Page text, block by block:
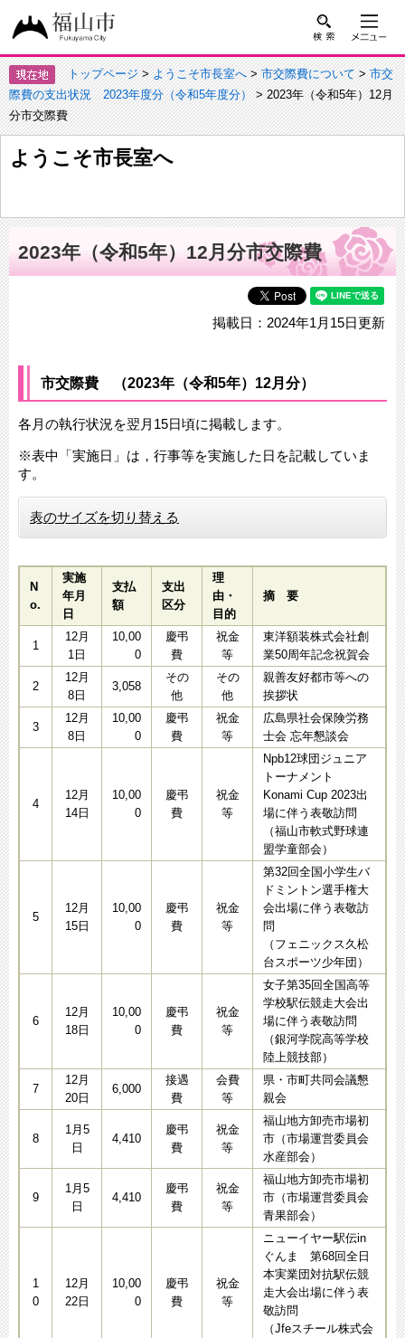
トップページ>ようこそ市長室へ>市交際費について>市交
際費の支出状況 2023年度分（令和5年度分）> 2023年（令和5年）12月
分市交際費
ようこそ市長室へ
2023年（令和5年）12月分市交際費
掲載日：2024年1月15日更新
市交際費 （2023年（令和5年）12月分）
各月の執行状況を翌月15日頃に掲載します。
※表中「実施日」は，行事等を実施した日を記載していま
す。​
表のサイズを切り替える
N
o.
実施
年月
日
支払
額
支出
区分
理
由・
目的
摘 要
1
12月
1日
10,00
0
慶弔
費
祝金
等
東洋額装株式会社創
業50周年記念祝賀会
2
12月
8日
3,058
その
他
その
他
親善友好都市等への
挨拶状
3
12月
8日
10,00
0
慶弔
費
祝金
等
広島県社会保険労務
士会 忘年懇談会
4
12月
14日
10,00
0
慶弔
費
祝金
等
Npb12球団ジュニア
トーナメント
Konami Cup 2023出
場に伴う表敬訪問
（福山市軟式野球連
盟学童部会）
5
12月
15日
10,00
0
慶弔
費
祝金
等
第32回全国小学生バ
ドミントン選手権大
会出場に伴う表敬訪
問
（フェニックス久松
台スポーツ少年団）
6
12月
18日
10,00
0
慶弔
費
祝金
等
女子第35回全国高等
学校駅伝競走大会出
場に伴う表敬訪問
（銀河学院高等学校
陸上競技部）
7
12月
20日
6,000
接遇
費
会費
等
県・市町共同会議懇
親会
8
1月5
日
4,410
慶弔
費
祝金
等
福山地方卸売市場初
市（市場運営委員会
水産部会）
9
1月5
日
4,410
慶弔
費
祝金
等
福山地方卸売市場初
市（市場運営委員会
青果部会）
1
0
12月
22日
10,00
0
慶弔
費
祝金
等
ニューイヤー駅伝in
ぐんま 第68回全日
本実業団対抗駅伝競
走大会出場に伴う表
敬訪問
（Jfeスチール株式会